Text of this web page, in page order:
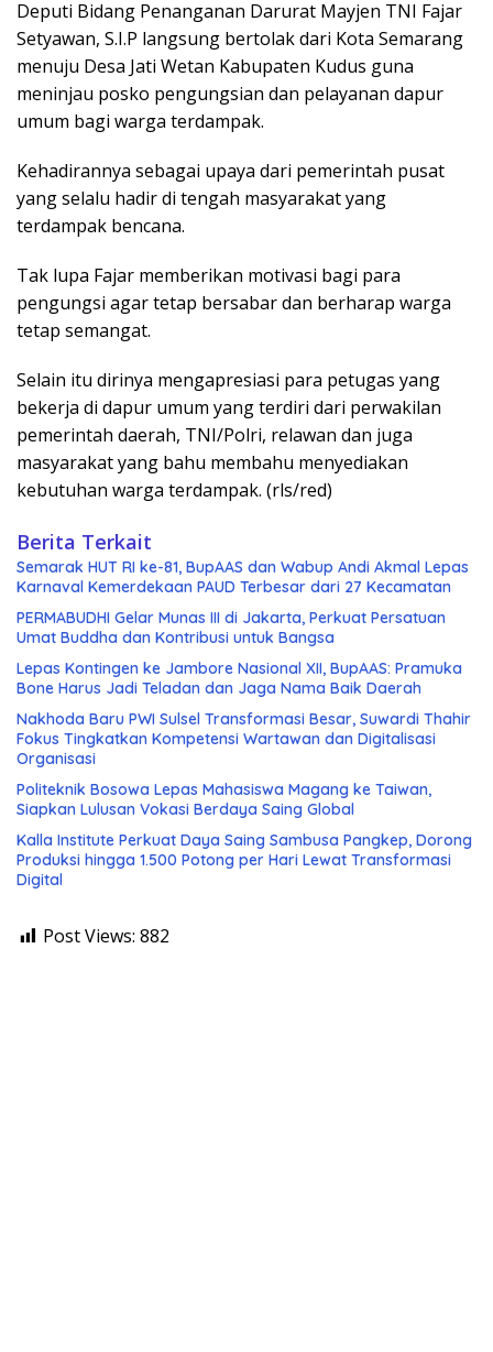
Deputi Bidang Penanganan Darurat Mayjen TNI Fajar
Setyawan, S.I.P langsung bertolak dari Kota Semarang
menuju Desa Jati Wetan Kabupaten Kudus guna
meninjau posko pengungsian dan pelayanan dapur
umum bagi warga terdampak.
Kehadirannya sebagai upaya dari pemerintah pusat
yang selalu hadir di tengah masyarakat yang
terdampak bencana.
Tak lupa Fajar memberikan motivasi bagi para
pengungsi agar tetap bersabar dan berharap warga
tetap semangat.
Selain itu dirinya mengapresiasi para petugas yang
bekerja di dapur umum yang terdiri dari perwakilan
pemerintah daerah, TNI/Polri, relawan dan juga
masyarakat yang bahu membahu menyediakan
kebutuhan warga terdampak. (rls/red)
Berita Terkait
Semarak HUT RI ke-81, BupAAS dan Wabup Andi Akmal Lepas
Karnaval Kemerdekaan PAUD Terbesar dari 27 Kecamatan
PERMABUDHI Gelar Munas III di Jakarta, Perkuat Persatuan
Umat Buddha dan Kontribusi untuk Bangsa
Lepas Kontingen ke Jambore Nasional XII, BupAAS: Pramuka
Bone Harus Jadi Teladan dan Jaga Nama Baik Daerah
Nakhoda Baru PWI Sulsel Transformasi Besar, Suwardi Thahir
Fokus Tingkatkan Kompetensi Wartawan dan Digitalisasi
Organisasi
Politeknik Bosowa Lepas Mahasiswa Magang ke Taiwan,
Siapkan Lulusan Vokasi Berdaya Saing Global
Kalla Institute Perkuat Daya Saing Sambusa Pangkep, Dorong
Produksi hingga 1.500 Potong per Hari Lewat Transformasi
Digital
Post Views: 882